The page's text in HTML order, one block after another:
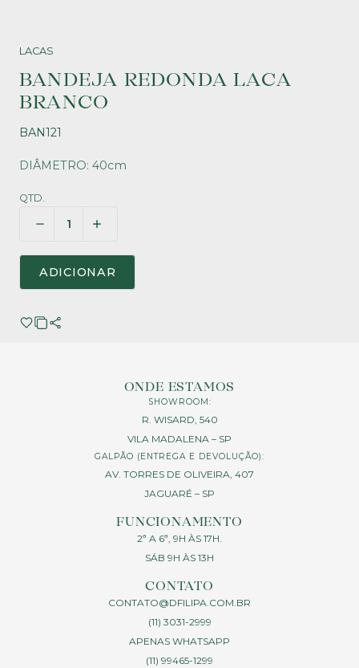
LACAS
BANDEJA REDONDA LACA
BRANCO
BAN121
DIÂMETRO: 40cm
QTD.
ADICIONAR
ONDE ESTAMOS
SHOWROOM:
R. WISARD, 540
VILA MADALENA – SP
GALPÃO (ENTREGA E DEVOLUÇÃO):
AV. TORRES DE OLIVEIRA, 407
JAGUARÉ – SP
FUNCIONAMENTO
2ª A 6ª, 9H ÀS 17H.
SÁB 9H ÀS 13H
CONTATO
CONTATO@DFILIPA.COM.BR
(11) 3031-2999
APENAS WHATSAPP
(11) 99465-1299